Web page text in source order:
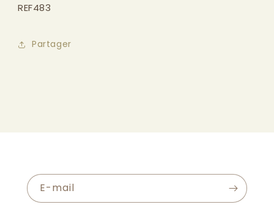
REF483
Partager
E-mail